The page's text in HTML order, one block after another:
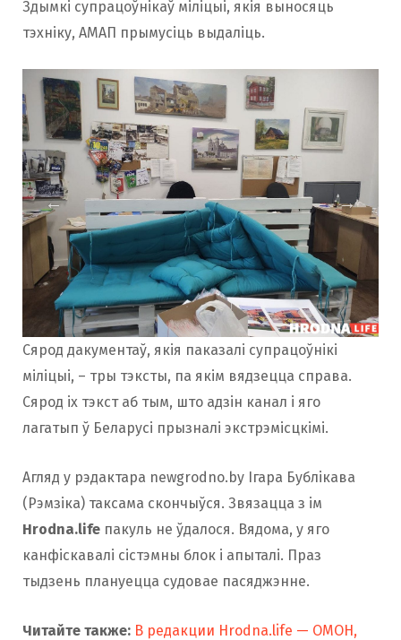
Здымкі супрацоўнікаў міліцыі, якія выносяць
тэхніку, АМАП прымусіць выдаліць.
Сярод дакументаў, якія паказалі супрацоўнікі
міліцыі, – тры тэксты, па якім вядзецца справа.
Сярод іх тэкст аб тым, што адзін канал і яго
лагатып ў Беларусі прызналі экстрэмісцкімі.
Агляд у рэдактара newgrodno.by Ігара Бублікава
(Рэмзіка) таксама скончыўся. Звязацца з ім
Hrodna.life пакуль не ўдалося. Вядома, у яго
канфіскавалі сістэмны блок і апыталі. Праз
тыдзень плануецца судовае пасяджэнне.
Читайте также: В редакции Hrodna.life — ОМОН,